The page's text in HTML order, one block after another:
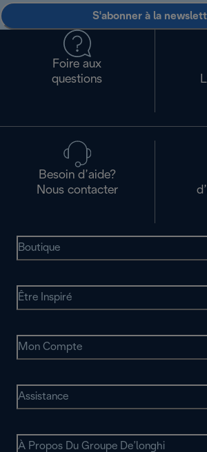
S'abonner à la
Foire aux
questions
Besoin d’aide?
Nous contacter
Boutique
Être Inspiré
Mon Compte
Assistance
À Propos Du Groupe De’longhi